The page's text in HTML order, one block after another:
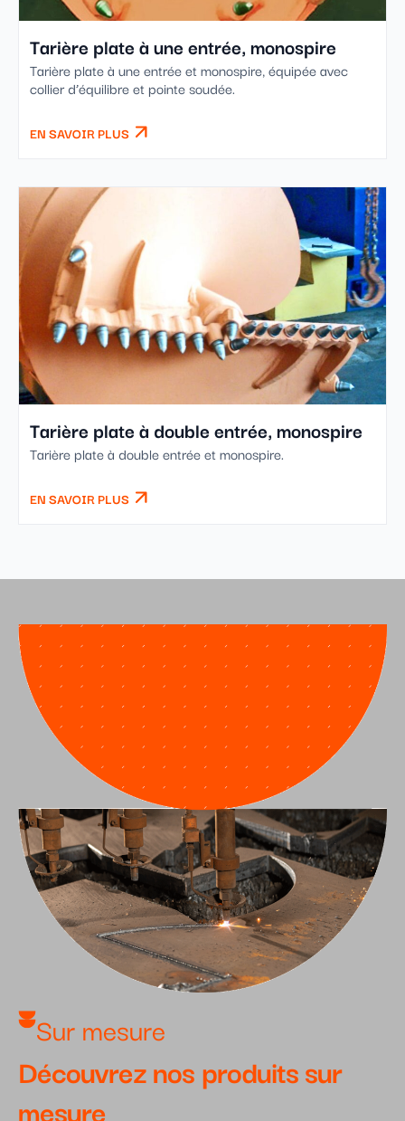
Tarière plate à une entrée, monospire
Tarière plate à une entrée et monospire, équipée avec
collier d’équilibre et pointe soudée.
EN SAVOIR PLUS
Tarière plate à double entrée, monospire
Tarière plate à double entrée et monospire.
EN SAVOIR PLUS
Sur mesure
Découvrez nos produits sur
mesure